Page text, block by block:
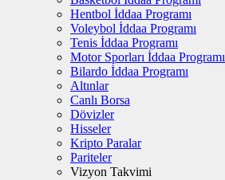
Hentbol İddaa Programı
Voleybol İddaa Programı
Tenis İddaa Programı
Motor Sporları İddaa Programı
Bilardo İddaa Programı
Altınlar
Canlı Borsa
Dövizler
Hisseler
Kripto Paralar
Pariteler
Vizyon Takvimi